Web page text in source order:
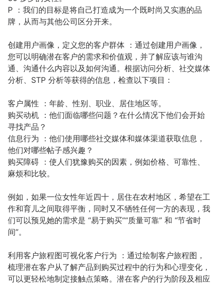
P ：我们的目标是将自己打造成为一个既时尚又实惠的品
牌，从而与其他公司区分开来。
创建用户画像，定义您的客户群体 ：通过创建用户画像，
您可以明确潜在客户的需求和价值观，并了解应该与谁沟
通、沟通什么内容以及如何沟通。根据访问分析、社交媒体
分析、STP 分析等获得的信息，检查以下项目：
客户属性 ：年龄、性别、职业、居住地区等。
购买动机 ：他们面临哪些问题？在什么情况下他们会开始
寻找产品？
信息行为 ：他们使用哪些社交媒体和媒体渠道获取信息，
他们对哪些帖子感兴趣？
购买障碍 ：使人们犹豫购买的因素，例如价格、可靠性、
麻烦和比较。
例如，如果一位女性年近四十，居住在农村地区，希望在工
作和育儿之间取得平衡，同时又不牺牲任何一方的表现，我
们可以预见她的需求是 “易于购买”“质量可靠” 和 “节省时
间”。
利用客户旅程图可视化客户行为 ：通过绘制客户旅程图，
梳理潜在客户从了解产品到购买过程中的行为和心理变化，
可以更轻松地制定接触点策略。潜在客户的行为阶段及相应